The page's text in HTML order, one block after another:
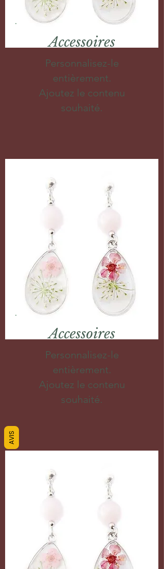
Accessoires
Personnalisez-le
entièrement.
Ajoutez le contenu
souhaité.
Accessoires
Personnalisez-le
entièrement.
Ajoutez le contenu
souhaité.
AVIS